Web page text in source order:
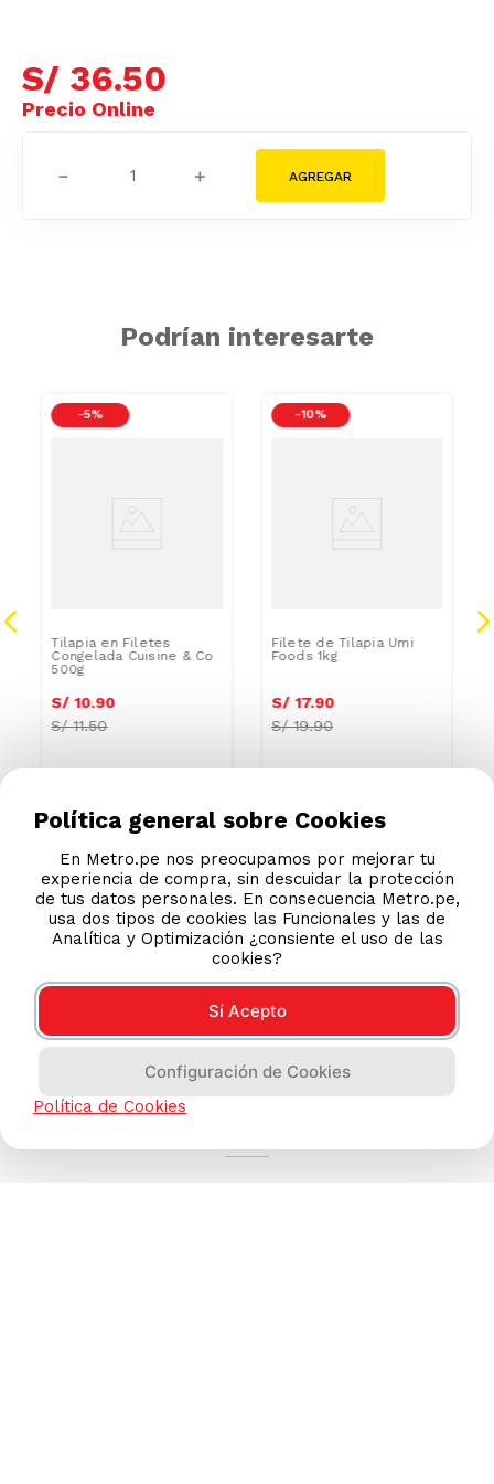
S/ 36.50
＋
－
Podrían interesarte
-5 %
Tilapia en Filetes
Congelada Cuisine & Co
500g
S/ 10.90
S/11.50
-10 %
Filete de Tilapia Umi
Foods 1kg
S/ 17.90
S/19.90
Política general sobre Cookies
En Metro.pe nos preocupamos por mejorar tu
experiencia de compra, sin descuidar la protección
de tus datos personales. En consecuencia Metro.pe,
usa dos tipos de cookies las Funcionales y las de
Analítica y Optimización ¿consiente el uso de las
cookies?
Sí Acepto
Configuración de Cookies
Política de Cookies